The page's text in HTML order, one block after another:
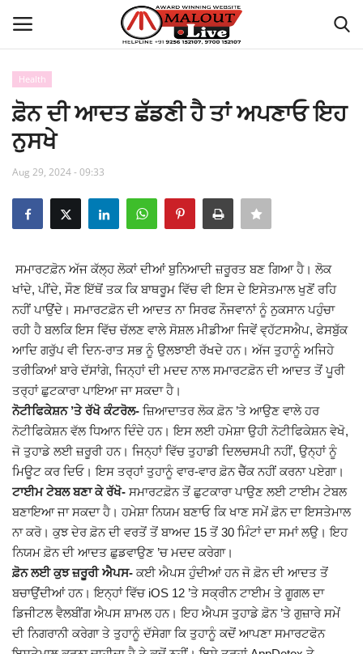
Register
Home
How to Reach Malout
Privacy Policy
Malout News
History of Malout
Giddarbaha
Railway Time Table
Lambi
Sri Muktsar Sahib News
Punjab
Life & Style
Important
Health
ਫ਼ੋਨ ਦੀ ਆਦਤ ਛੱਡਣੀ ਹੈ ਤਾਂ ਅਪਣਾਓ ਇਹ
ਨੁਸਖੇ
Aug 29, 2024 - 09:33
ਸਮਾਰਟਫ਼ੋਨ ਅੱਜ ਕੱਲ੍ਹ ਲੋਕਾਂ ਦੀਆਂ ਬੁਨਿਆਦੀ ਜ਼ਰੂਰਤ ਬਣ ਗਿਆ ਹੈ। ਲੋਕ
ਖਾਂਦੇ, ਪੀਂਦੇ, ਸੌਣ ਇੱਥੋਂ ਤਕ ਕਿ ਬਾਥਰੂਮ ਵਿੱਚ ਵੀ ਇਸ ਦੇ ਇਸੇਤਮਾਲ ਖੁਣੋਂ ਰਹਿ
ਨਹੀਂ ਪਾਉਂਦੇ। ਸਮਾਰਟਫ਼ੋਨ ਦੀ ਆਦਤ ਨਾ ਸਿਰਫ ਨੌਜਵਾਨਾਂ ਨੂੰ ਨੁਕਸਾਨ ਪਹੁੰਚਾ
ਰਹੀ ਹੈ ਬਲਕਿ ਇਸ ਵਿੱਚ ਚੱਲਣ ਵਾਲੇ ਸੋਸ਼ਲ ਮੀਡੀਆ ਜਿਵੇਂ ਵ੍ਹੱਟਸਐਪ, ਫੇਸਬੁੱਕ
ਆਦਿ ਗਰੁੱਪ ਵੀ ਦਿਨ-ਰਾਤ ਸਭ ਨੂੰ ਉਲਝਾਈ ਰੱਖਦੇ ਹਨ। ਅੱਜ ਤੁਹਾਨੂੰ ਅਜਿਹੇ
ਤਰੀਕਿਆਂ ਬਾਰੇ ਦੱਸਾਂਗੇ, ਜਿਨ੍ਹਾਂ ਦੀ ਮਦਦ ਨਾਲ ਸਮਾਰਟਫ਼ੋਨ ਦੀ ਆਦਤ ਤੋਂ ਪੂਰੀ
ਤਰ੍ਹਾਂ ਛੁਟਕਾਰਾ ਪਾਇਆ ਜਾ ਸਕਦਾ ਹੈ।
ਨੋਟੀਫਿਕੇਸ਼ਨ ’ਤੇ ਰੱਖੋ ਕੰਟਰੋਲ- ਜ਼ਿਆਦਾਤਰ ਲੋਕ ਫ਼ੋਨ ’ਤੇ ਆਉਣ ਵਾਲੇ ਹਰ
ਨੋਟੀਫਿਕੇਸ਼ਨ ਵੱਲ ਧਿਆਨ ਦਿੰਦੇ ਹਨ। ਇਸ ਲਈ ਹਮੇਸ਼ਾ ਉਹੀ ਨੋਟੀਫਿਕੇਸ਼ਨ ਵੇਖੋ,
ਜੋ ਤੁਹਾਡੇ ਲਈ ਜ਼ਰੂਰੀ ਹਨ। ਜਿਨ੍ਹਾਂ ਵਿੱਚ ਤੁਹਾਡੀ ਦਿਲਚਸਪੀ ਨਹੀਂ, ਉਨ੍ਹਾਂ ਨੂੰ
ਮਿਊਟ ਕਰ ਦਿਓ। ਇਸ ਤਰ੍ਹਾਂ ਤੁਹਾਨੂੰ ਵਾਰ-ਵਾਰ ਫ਼ੋਨ ਚੈੱਕ ਨਹੀਂ ਕਰਨਾ ਪਏਗਾ।
ਟਾਈਮ ਟੇਬਲ ਬਣਾ ਕੇ ਰੱਖੋ- ਸਮਾਰਟਫ਼ੋਨ ਤੋਂ ਛੁਟਕਾਰਾ ਪਾਉਣ ਲਈ ਟਾਈਮ ਟੇਬਲ
ਬਣਾਇਆ ਜਾ ਸਕਦਾ ਹੈ। ਹਮੇਸ਼ਾ ਨਿਯਮ ਬਣਾਓ ਕਿ ਖਾਣ ਸਮੇਂ ਫ਼ੋਨ ਦਾ ਇਸਤੇਮਾਲ
ਨਾ ਕਰੋ। ਕੁਝ ਦੇਰ ਫ਼ੋਨ ਦੀ ਵਰਤੋਂ ਤੋਂ ਬਾਅਦ 15 ਤੋਂ 30 ਮਿੰਟਾਂ ਦਾ ਸਮਾਂ ਲਉ। ਇਹ
ਨਿਯਮ ਫ਼ੋਨ ਦੀ ਆਦਤ ਛੁਡਵਾਉਣ ’ਚ ਮਦਦ ਕਰੇਗਾ।
ਫ਼ੋਨ ਲਈ ਕੁਝ ਜ਼ਰੂਰੀ ਐਪਸ- ਕਈ ਐਪਸ ਹੁੰਦੀਆਂ ਹਨ ਜੋ ਫ਼ੋਨ ਦੀ ਆਦਤ ਤੋਂ
ਬਚਾਉਂਦੀਆਂ ਹਨ। ਇਨ੍ਹਾਂ ਵਿੱਚ iOS 12 ’ਤੇ ਸਕ੍ਰੀਨ ਟਾਈਮ ਤੇ ਗੂਗਲ ਦਾ
ਡਿਜੀਟਲ ਵੈਲਬੀਂਗ ਐਪਸ ਸ਼ਾਮਲ ਹਨ। ਇਹ ਐਪਸ ਤੁਹਾਡੇ ਫ਼ੋਨ ’ਤੇ ਗੁਜ਼ਾਰੇ ਸਮੇਂ
ਦੀ ਨਿਗਰਾਨੀ ਕਰੇਗਾ ਤੇ ਤੁਹਾਨੂੰ ਦੱਸੇਗਾ ਕਿ ਤੁਹਾਨੂੰ ਕਦੋਂ ਆਪਣਾ ਸਮਾਰਟਫੋਨ